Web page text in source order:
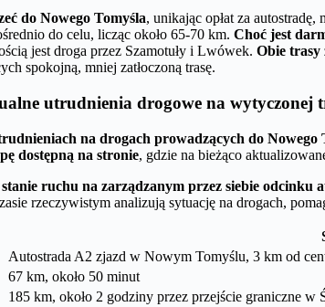
do Nowego Tomyśla, unikając opłat za
do celu, licząc około 65-70 km. Choć jest
jest droga przez Szamotuły i Lwówek. Obie
spokojną, mniej zatłoczoną trasę.
utrudnienia drogowe na wytyczonej
na drogach prowadzących do
dostępną na stronie, gdzie na bieżąco
ruchu na zarządzanym przez siebie odcinku
rzeczywistym analizują sytuację na drogach,
Autostrada A2 zjazd w Nowym Tomyślu, 3 km od
67 km, około 50 minut
185 km, około 2 godziny przez przejście graniczne w